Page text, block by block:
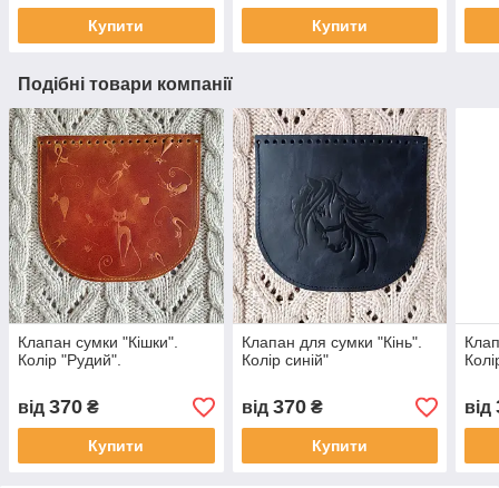
Купити Купити
Подібні товари компанії
Клапан сумки "Кішки".
Колір "Рудий".
від 370 ₴
Купити
Клапан для сумки "Кiнь".
Колір синій"
від 370₴
Купити
від